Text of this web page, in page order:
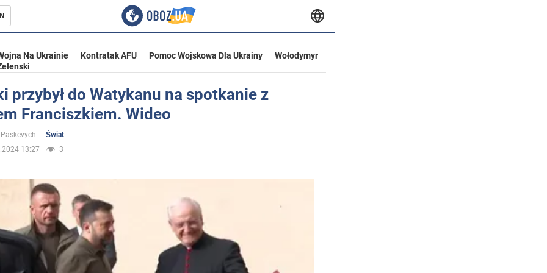
Ukrainie
Na Ukrainie Kontratak AFU Pomoc Wojskowa Dla Ukrainy
Wołodymyr
przybył do Watykanu na spotkanie z
Franciszkiem. Wideo
Świat
13:27
3